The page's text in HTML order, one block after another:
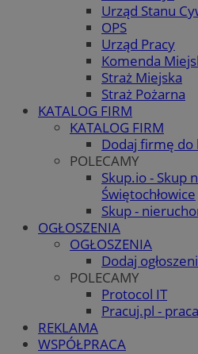
Urząd Stanu
OPS
Urząd Pracy
Komenda
Straż Miejska
Straż Pożarna
KATALOG FIRM
KATALOG FIRM
Dodaj firmę do
POLECAMY
Skup.io - Skup
Świętochłowice
Skup -
OGŁOSZENIA
OGŁOSZENIA
Dodaj
POLECAMY
Protocol IT
Pracuj.pl -
REKLAMA
WSPÓŁPRACA